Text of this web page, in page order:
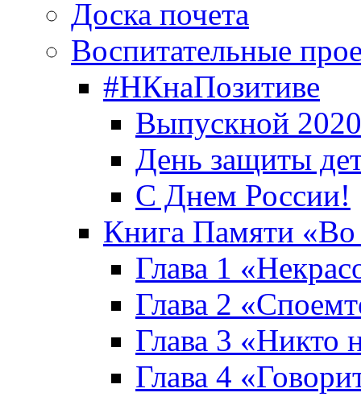
Доска почета
Воспитательные
#НКнаПозитиве
Выпускной
День защиты
С Днем России!
Книга Памяти
Глава 1
Глава 2
Глава 3 «Никто
Глава 4